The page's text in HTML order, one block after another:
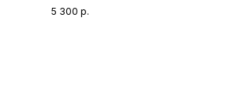
5 300 р.